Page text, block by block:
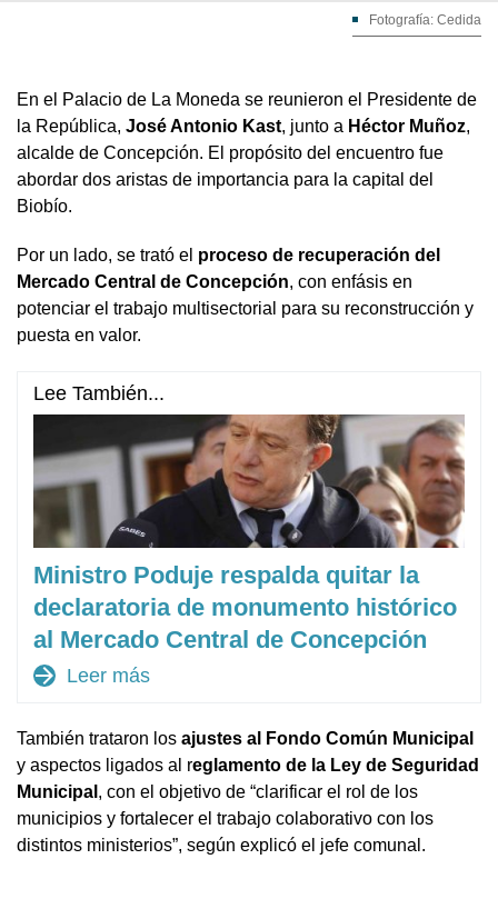
Fotografía: Cedida
En el Palacio de La Moneda se reunieron el Presidente de
la República, José Antonio Kast, junto a Héctor Muñoz,
alcalde de Concepción. El propósito del encuentro fue
abordar dos aristas de importancia para la capital del
Biobío.
Por un lado, se trató el proceso de recuperación del
Mercado Central de Concepción, con enfásis en
potenciar el trabajo multisectorial para su reconstrucción y
puesta en valor.
Lee También...
Ministro Poduje respalda quitar la
declaratoria de monumento histórico
al Mercado Central de Concepción
arrow_forward Leer más
También trataron los ajustes al Fondo Común Municipal
y aspectos ligados al reglamento de la Ley de Seguridad
Municipal , con el objetivo de “clarificar el rol de los
municipios y fortalecer el trabajo colaborativo con los
distintos ministerios”, según explicó el jefe comunal.